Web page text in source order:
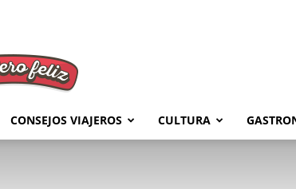
Feliz
CONSEJOS VIAJEROS CULTURA